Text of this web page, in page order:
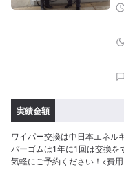
実績金額
ワイパー交換は中日本エネル
パーゴムは1年に1回は交換
気軽にご予約ください！<費